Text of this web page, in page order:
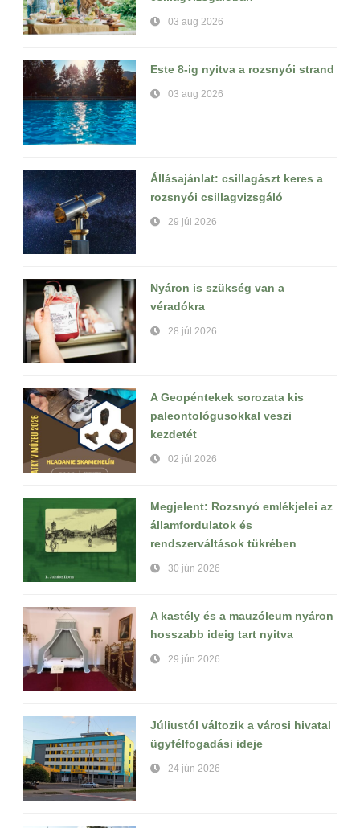
03 aug 2026
Este 8-ig nyitva a rozsnyói strand
03 aug 2026
Állásajánlat: csillagászt keres a
rozsnyói csillagvizsgáló
29 júl 2026
Nyáron is szükség van a
véradókra
28 júl 2026
A Geopéntekek sorozata kis
paleontológusokkal veszi
kezdetét
02 júl 2026
Megjelent: Rozsnyó emlékjelei az
államfordulatok és
rendszerváltások tükrében
30 jún 2026
A kastély és a mauzóleum nyáron
hosszabb ideig tart nyitva
29 jún 2026
Júliustól változik a városi hivatal
ügyfélfogadási ideje
24 jún 2026